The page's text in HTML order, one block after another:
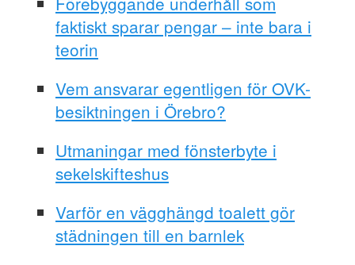
faktiskt sparar pengar – inte bara i
teorin
Vem ansvarar egentligen för OVK-
besiktningen i Örebro?
Utmaningar med fönsterbyte i
sekelskifteshus
Varför en vägghängd toalett gör
städningen till en barnlek